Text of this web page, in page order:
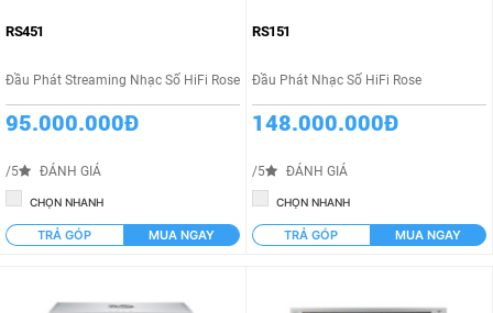
Từ 50 đến 100 triệu
Từ 100 đến 200 triệu
Từ 200 đến 500 triệu
Từ 500 đến 1 tỷ
Trên 1 tỷ
RS451
Đầu Phát Streaming Nhạc Số HiFi Rose
95.000.000Đ
/5 ĐÁNH GIÁ
CHỌN NHANH
TRẢ GÓP MUA NGAY
RS151
Đầu Phát Nhạc Số HiFi Rose
148.000.000Đ
/5 ĐÁNH GIÁ
CHỌN NHANH
TRẢ GÓP MUA NGAY